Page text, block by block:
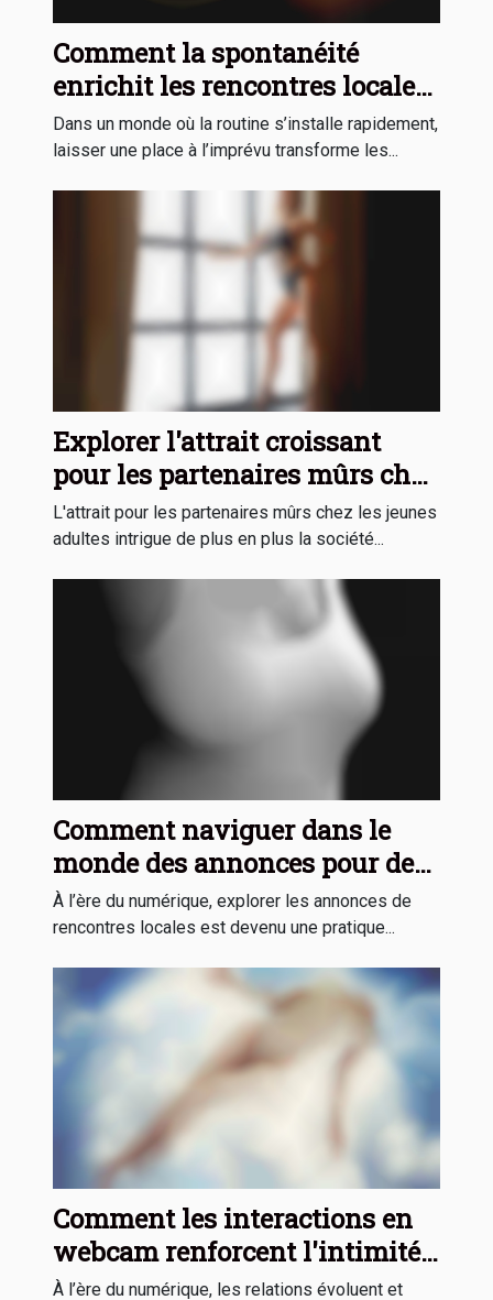
Comment la spontanéité
enrichit les rencontres locales
?
Dans un monde où la routine s’installe rapidement,
laisser une place à l’imprévu transforme les...
Explorer l'attrait croissant
pour les partenaires mûrs chez
les jeunes adultes
L'attrait pour les partenaires mûrs chez les jeunes
adultes intrigue de plus en plus la société...
Comment naviguer dans le
monde des annonces pour des
rencontres locales ?
À l’ère du numérique, explorer les annonces de
rencontres locales est devenu une pratique...
Comment les interactions en
webcam renforcent l'intimité
virtuelle ?
À l’ère du numérique, les relations évoluent et